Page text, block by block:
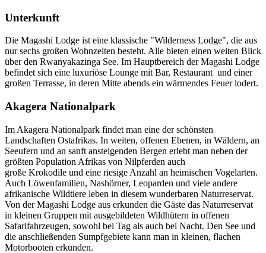
Unterkunft
Die Magashi Lodge ist eine klassische "Wilderness Lodge", die aus
nur sechs großen Wohnzelten besteht. Alle bieten einen weiten Blick
über den Rwanyakazinga See. Im Hauptbereich der Magashi Lodge
befindet sich eine luxuriöse Lounge mit Bar, Restaurant und einer
großen Terrasse, in deren Mitte abends ein wärmendes Feuer lodert.
Akagera Nationalpark
Im Akagera Nationalpark findet man eine der schönsten
Landschaften Ostafrikas. In weiten, offenen Ebenen, in Wäldern, an
Seeufern und an sanft ansteigenden Bergen erlebt man neben der
größten Population Afrikas von Nilpferden auch
große Krokodile und eine riesige Anzahl an heimischen Vogelarten.
Auch Löwenfamilien, Nashörner, Leoparden und viele andere
afrikanische Wildtiere leben in diesem wunderbaren Naturreservat.
Von der Magashi Lodge aus erkunden die Gäste das Naturreservat
in kleinen Gruppen mit ausgebildeten Wildhütern in offenen
Safarifahrzeugen, sowohl bei Tag als auch bei Nacht. Den See und
die anschließenden Sumpfgebiete kann man in kleinen, flachen
Motorbooten erkunden.